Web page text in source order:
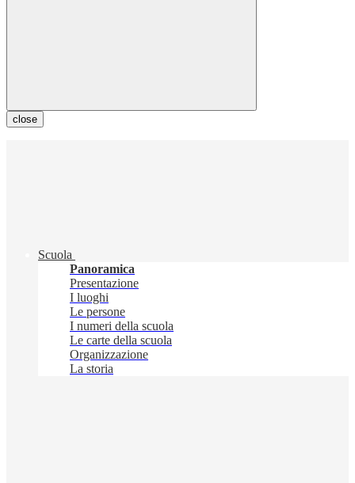
close
Scuola
Panoramica
Presentazione
I luoghi
Le persone
I numeri della scuola
Le carte della scuola
Organizzazione
La storia